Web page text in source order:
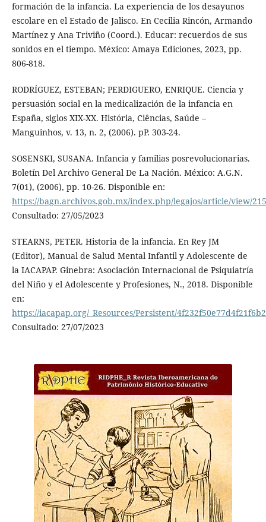
formación de la infancia. La experiencia de los desayunos
escolare en el Estado de Jalisco. En Cecilia Rincón, Armando
Martínez y Ana Triviño (Coord.). Educar: recuerdos de sus
sonidos en el tiempo. México: Amaya Ediciones, 2023, pp.
806-818.
RODRÍGUEZ, ESTEBAN; PERDIGUERO, ENRIQUE. Ciencia y
persuasión social en la medicalización de la infancia en
España, siglos XIX-XX. História, Ciências, Saúde –
Manguinhos, v. 13, n. 2, (2006). pP. 303-24.
SOSENSKI, SUSANA. Infancia y familias posrevolucionarias.
Boletín Del Archivo General De La Nación. México: A.G.N.
7(01), (2006), pp. 10-26. Disponible en:
https://bagn.archivos.gob.mx/index.php/legajos/article/view/215
Consultado: 27/05/2023
STEARNS, PETER. Historia de la infancia. En Rey JM
(Editor), Manual de Salud Mental Infantil y Adolescente de
la IACAPAP. Ginebra: Asociación Internacional de Psiquiatría
del Niño y el Adolescente y Profesiones, N., 2018. Disponible
en:
https://iacapap.org/_Resources/Persistent/
Consultado: 27/07/2023